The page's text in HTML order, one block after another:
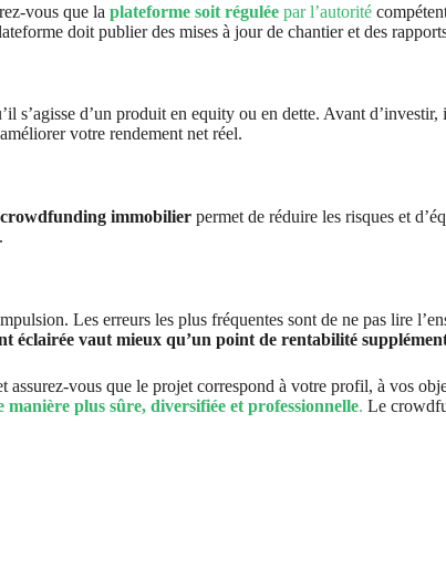
vous que la plateforme soit régulée par l’autorité
doit publier des mises à jour de chantier et des
s’agisse d’un produit en equity ou en dette. Avant
votre rendement net réel.
immobilier permet de réduire les risques et
Les erreurs les plus fréquentes sont de ne pas lire
éclairée vaut mieux qu’un point de rentabilité
assurez-vous que le projet correspond à votre profil, à vos
manière plus sûre, diversifiée et professionnelle. Le